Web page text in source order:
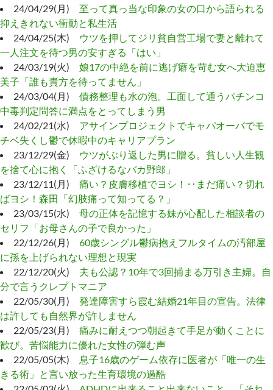
24/04/29(月) 至って真っ当な印象の女の口から語られる
抑えきれない衝動と私生活
24/04/25(木)
ウツを押してジリ貧自営工場で妻と離れて
一人注文を待つ男の安すぎる「はい」
24/03/19(火) 娘17の中絶を前に逃げ癖を苛む女へ大迫恵
美子「誰も貴方を待ってません」
24/03/04(月) 債務整理も水の泡。工面して通うパチンコ
中毒判定問答に満点をとってしまう男
24/02/21(水) アサインプロジェクトでキャパオーバでモ
チベ失くし鬱で休暇中のキャリアプラン
23/12/29(金)
ウツがぶり返した男に贈る。貧しい人生観
を捨て心に抱く「ふざけるなバカ野郎」
23/12/11(月) 痛い？皮膚移植でヨシ！‥まだ痛い？切れ
ばヨシ！森田「幻肢痛って知ってる？」
23/03/15(水) 母の正体を記憶する妹が心配した相談者の
セリフ「お母さんの子で良かった」
22/12/26(月) 60歳シングル鬱病抱えフルタイムの汚部屋
に孫を上げられない理想と現実
22/12/20(火) 夫も公認？10年で3回捕まる万引き主婦。自
分で言うクレプトマニア
22/05/30(月) 発達障害すら霞む結婚21年目の宣告。法律
は許しても自然界が許しません
22/05/23(月) 痛みに耐えつつ朝起きて手足が動くことに
歓び。苦悩能力に優れた女性の弾む声
22/05/05(木) 息子16歳のゲーム依存に医者が「唯一の生
きる術」と言い放った生育環境の過酷